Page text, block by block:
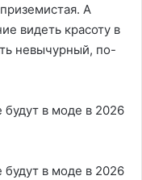
А
видеть красоту в
невычурный, по-